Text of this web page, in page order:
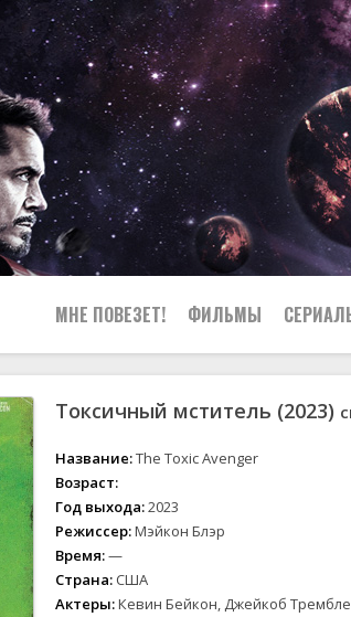
МНЕ ПОВЕЗЕТ! ФИЛЬМЫ
Токсичный мститель (2023)
Название:The Toxic Avenger
Возраст:
Год выхода:2023
Режиссер:Мэйкон Блэр
Время:—
Страна: США
Актеры:Кевин Бейкон, Джейкоб